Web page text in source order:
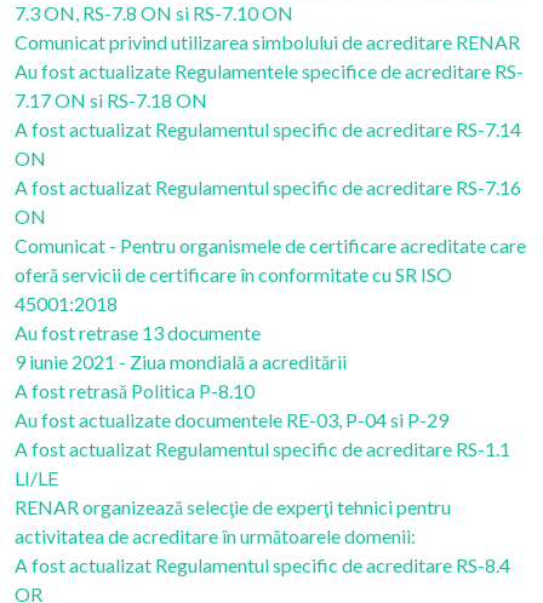
7.3 ON, RS-7.8 ON si RS-7.10 ON
Comunicat privind utilizarea simbolului de acreditare RENAR
Au fost actualizate Regulamentele specifice de acreditare RS-
7.17 ON si RS-7.18 ON
A fost actualizat Regulamentul specific de acreditare RS-7.14
ON
A fost actualizat Regulamentul specific de acreditare RS-7.16
ON
Comunicat - Pentru organismele de certificare acreditate care
oferă servicii de certificare în conformitate cu SR ISO
45001:2018
Au fost retrase 13 documente
9 iunie 2021 - Ziua mondială a acreditării
A fost retrasă Politica P-8.10
Au fost actualizate documentele RE-03, P-04 si P-29
A fost actualizat Regulamentul specific de acreditare RS-1.1
LI/LE
RENAR organizează selecţie de experţi tehnici pentru
activitatea de acreditare în următoarele domenii:
A fost actualizat Regulamentul specific de acreditare RS-8.4
OR